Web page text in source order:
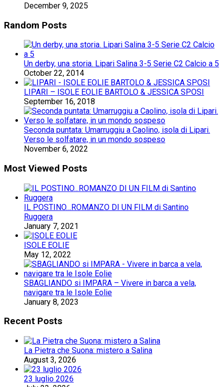
December 9, 2025
Random Posts
Un derby, una storia. Lipari Salina 3-5 Serie C2 Calcio a 5
October 22, 2014
LIPARI – ISOLE EOLIE BARTOLO & JESSICA SPOSI
September 16, 2018
Seconda puntata: Umarruggiu a Caolino, isola di Lipari.
Verso le solfatare, in un mondo sospeso
November 6, 2022
Most Viewed Posts
IL POSTINO…ROMANZO DI UN FILM di Santino
Ruggera
January 7, 2021
ISOLE EOLIE
May 12, 2022
SBAGLIANDO si IMPARA – Vivere in barca a vela,
navigare tra le Isole Eolie
January 8, 2023
Recent Posts
La Pietra che Suona: mistero a Salina
August 3, 2026
23 luglio 2026